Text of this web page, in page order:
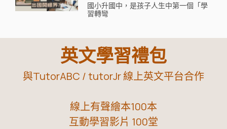
國小升國中，是孩子人生中第一個「學
習轉彎
英文學習禮包
與TutorABC / tutorJr 線上英文平台合作
線上有聲繪本100本
互動學習影片 100堂